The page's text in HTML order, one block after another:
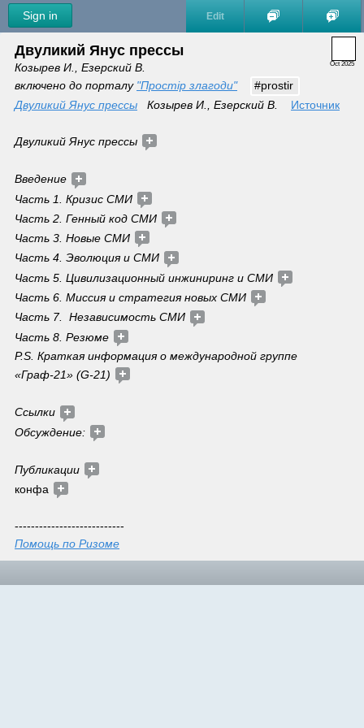
Sign in Edit
Oct 2025
Двуликий Янус прессы
Козырев И., Езерский В.
включено до порталу "Простір злагоди"
#prostir
Двуликий Янус прессы
   Козырев И., Езерский В.
Источник
Двуликий Янус прессы
Введение
Часть 1. Кризис СМИ
Часть 2. Генный код СМИ
Часть 3. Новые СМИ
Часть 4. Эволюция и СМИ
Часть 5. Цивилизационный инжиниринг и СМИ
Часть 6. Миссия и стратегия новых СМИ
Часть 7.  Независимость СМИ
Часть 8. Резюме
P.S. Краткая информация о международной группе
«Граф-21» (G-21)
Ссылки
Обсуждение:
Публикации
конфа
---------------------------
Помощь по Ризоме